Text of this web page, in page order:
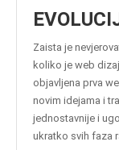
Zaista je
koliko je web
objavljena prva
novim idejama i
jednostavnije i
ukratko svih faza